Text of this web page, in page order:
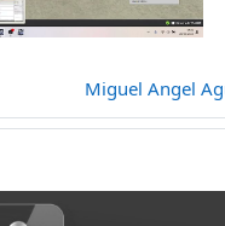
Miguel Angel